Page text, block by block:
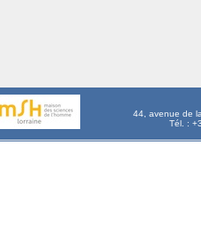
44, avenue de
Tél. :